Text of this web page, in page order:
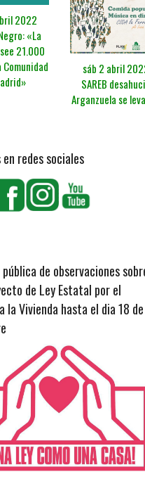
2022
«La
21.000
Comunidad
sáb 2 abril
SAREB
Arganzuela se
en redes sociales
de observaciones
de Ley Estatal por el
la Vivienda hasta el dia 18 de